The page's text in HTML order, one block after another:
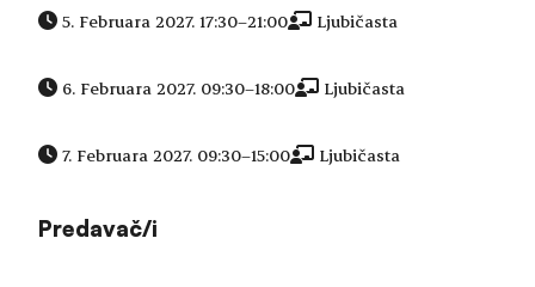
5. Februara 2027. 17:30–21:00 Ljubičasta
6. Februara 2027. 09:30–18:00 Ljubičasta
7. Februara 2027. 09:30–15:00 Ljubičasta
Predavač/i